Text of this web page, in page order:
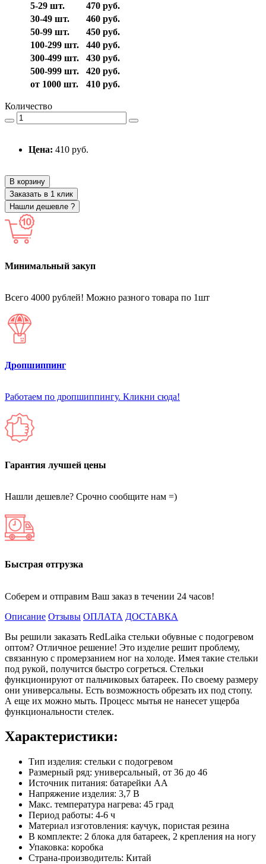
5-29 шт.
470 руб.
30-49 шт.
460 руб.
50-99 шт.
450 руб.
100-299 шт.
440 руб.
300-499 шт.
430 руб.
500-999 шт.
420 руб.
от 1000 шт.
410 руб.
Количество
Цена: 410 руб.
В корзину
Заказать в 1 клик
Нашли дешевле ?
Минимальный закуп
Всего 4000 рублей! Можно разного товара по 1шт
Дропшиппинг
Работаем по дропшиппингу. Кликни сюда!
Гарантия лучшей цены
Нашли дешевле? Срочно сообщите нам =)
Быстрая отгрузка
Соберем и отправим Ваш заказ в течении 24 часов!
Описание Отзывы ОПЛАТА ДОСТАВКА
Вы решили заказать RedLaika стельки обувные с подогревом
оптом? Отличное решение! Это изделие решит проблему,
связанную с промерзанием ног на холоде. Имея такие стельки
под рукой, получится быстро согреться. Стельки
функционируют от пальчиковых батареек. По своему размеру
они универсальны. Есть возможность обрезать их под стопу.
А еще их можно мыть. Процесс мытья не нанесет ущерба
функциональности стелек.
Характеристики:
Тип изделия: стельки с подогревом
Размерный ряд: универсальный, от 36 до 46
Источник питания: батарейки АА
Напряжение изделия: 3,7 В
Макс. температура нагрева: 45 град
Период работы: 4-6 ч
Материал изготовления: каучук, пористая резина
В комплекте: 2 блока для батареек, 2 крепления на ногу
Упаковка: коробка
Страна-производитель: Китай